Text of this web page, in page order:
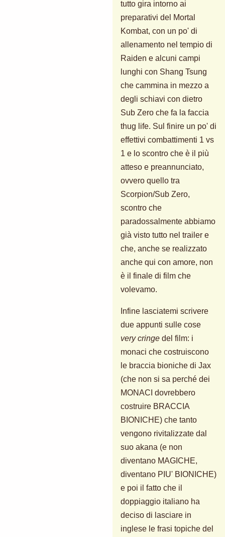
tutto gira intorno ai
preparativi del Mortal
Kombat, con un po' di
allenamento nel tempio di
Raiden e alcuni campi
lunghi con Shang Tsung
che cammina in mezzo a
degli schiavi con dietro
Sub Zero che fa la faccia
thug life. Sul finire un po' di
effettivi combattimenti 1 vs
1 e lo scontro che è il più
atteso e preannunciato,
ovvero quello tra
Scorpion/Sub Zero,
scontro che
paradossalmente abbiamo
già visto tutto nel trailer e
che, anche se realizzato
anche qui con amore, non
è il finale di film che
volevamo.
Infine lasciatemi scrivere
due appunti sulle cose
very cringe del film: i
monaci che costruiscono
le braccia bioniche di Jax
(che non si sa perché dei
MONACI dovrebbero
costruire BRACCIA
BIONICHE) che tanto
vengono rivitalizzate dal
suo akana (e non
diventano MAGICHE,
diventano PIU' BIONICHE)
e poi il fatto che il
doppiaggio italiano ha
deciso di lasciare in
inglese le frasi topiche del